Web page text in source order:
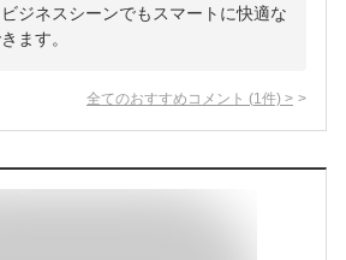
ジネスシーンでもスマートに快適な
ます。
全てのおすすめコメント (1 件) >